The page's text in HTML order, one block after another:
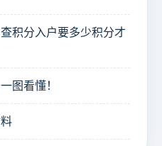
积分入户要多少积分才
图看懂！